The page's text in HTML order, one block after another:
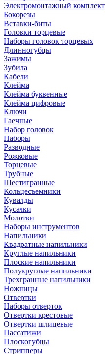
Электромонтажный комплект
Бокорезы
Вставки-биты
Головки торцевые
Наборы головок торцевых
Длинногубцы
Зажимы
Зубила
Кабели
Клейма
Клейма буквенные
Клейма цифровые
Ключи
Гаечные
Набор головок
Наборы
Разводные
Рожковые
Торцевые
Трубные
Шестигранные
Кольцесъемники
Кувалды
Кусачки
Молотки
Наборы инструментов
Напильники
Квадратные напильники
Круглые напильники
Плоские напильники
Полукруглые напильники
Трехгранные напильники
Ножницы
Отвертки
Наборы отверток
Отвертки крестовые
Отвертки шлицевые
Пассатижи
Плоскогубцы
Стрипперы